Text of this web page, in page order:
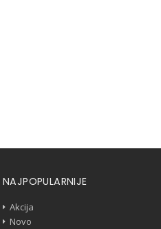
NAJPOPULARNIJE
Akcija
Novo